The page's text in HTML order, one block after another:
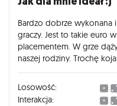
Bardzo dobrze wykonana
graczy. Jest to takie euro
placementem. W grze
naszej rodziny. Trochę
Losowość:
Interakcja: